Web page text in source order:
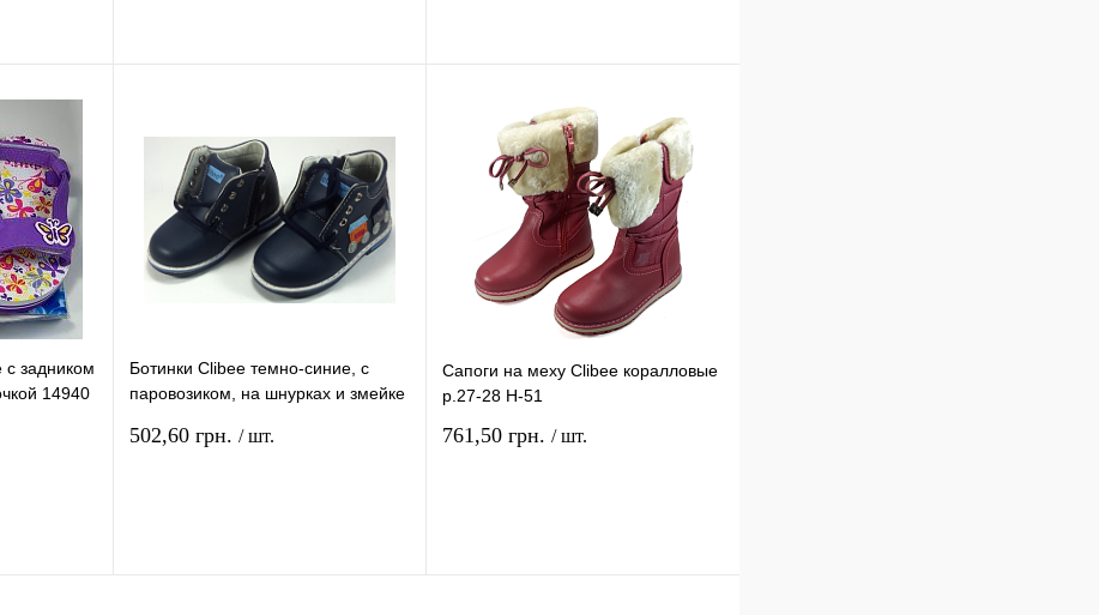
наличии
В избранное
наличии
задником
14940
Ботинки Clibee темно-синие, с
паровозиком, на шнурках и змейке
502,60 грн. / шт.
Сапоги на меху Clibee коралловые
р.27-28 Н-51
761,50 грн. / шт.